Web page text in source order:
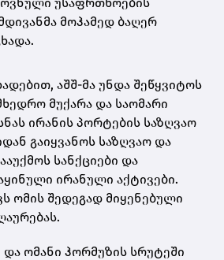
მოჰამედ ბაღერ
აშშ-მა უნდა შეწყვიტოს
მუქარა და საომარი
ირანის პორტების საზღვაო
გაიყვანოს საზღვაო და
სანქციები და
ირანული აქტივები.
ომის შედეგად მიყენებული
ომანი ჰორმუზის სრუტეში